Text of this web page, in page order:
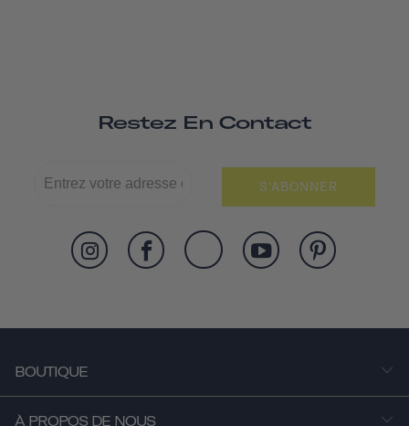
Restez En Contact
S'ABONNER
BOUTIQUE
À PROPOS DE NOUS